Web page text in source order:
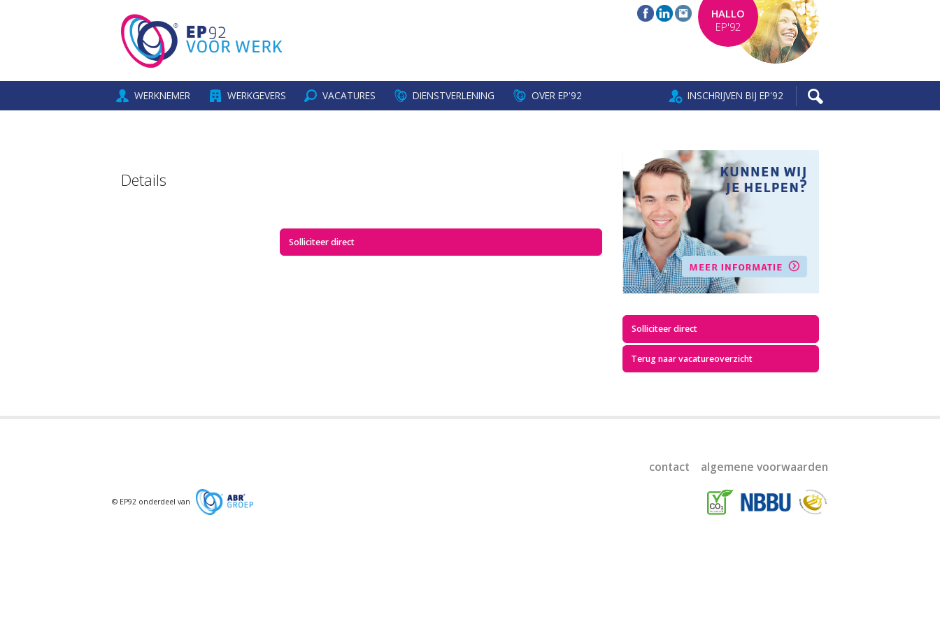
HALLO
EP'92
WERKNEMER WERKGEVERS VACATURES DIENSTVERLENING OVER EP'92 INSCHRIJVEN BIJ EP'92
Details
Solliciteer direct
Solliciteer direct
Terug naar vacatureoverzicht
algemene voorwaarden
contact
© EP92 onderdeel van